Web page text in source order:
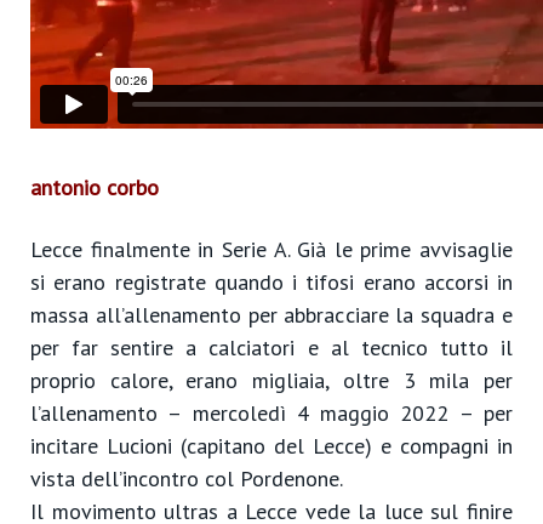
antonio corbo
Lecce finalmente in Serie A. Già le prime avvisaglie
si erano registrate quando i tifosi erano accorsi in
massa all’allenamento per abbracciare la squadra e
per far sentire a calciatori e al tecnico tutto il
proprio calore, erano migliaia, oltre 3 mila per
l’allenamento – mercoledì 4 maggio 2022 – per
incitare Lucioni (capitano del Lecce) e compagni in
vista dell’incontro col Pordenone.
Il movimento ultras a Lecce vede la luce sul finire